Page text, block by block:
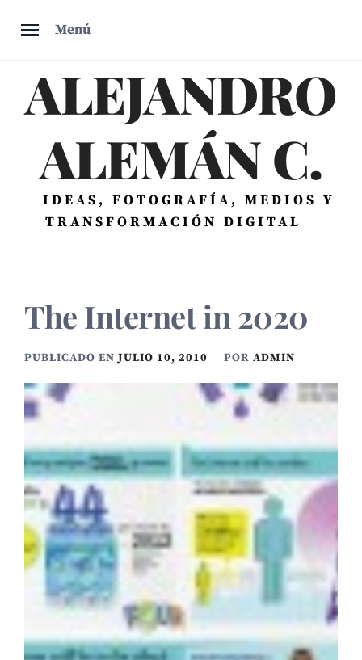
Menú
ALEJANDRO
ALEMÁN C.
IDEAS, FOTOGRAFÍA, MEDIOS Y
TRANSFORMACIÓN DIGITAL
The Internet in 2020
PUBLICADO ENJULIO 10, 2010 POR ADMIN